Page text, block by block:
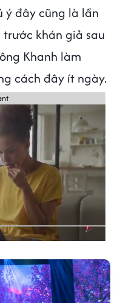
ý đây cũng là lần
khán giả sau
Khanh làm
cách đây ít ngày.